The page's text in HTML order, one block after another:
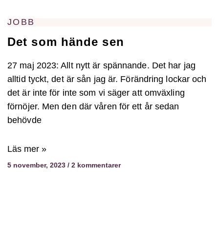
JOBB
Det som hände sen
27 maj 2023: Allt nytt är spännande. Det har jag
alltid tyckt, det är sån jag är. Förändring lockar och
det är inte för inte som vi säger att omväxling
förnöjer. Men den där våren för ett år sedan
behövde
Läs mer »
5 november, 2023 2 kommentarer